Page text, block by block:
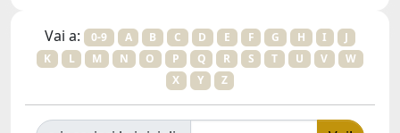
Vai a: 0-9 A B C D E F G H I
J
K
L M N O P Q R S T U V
W
X
Y Z